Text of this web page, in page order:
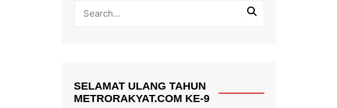
SELAMAT ULANG TAHUN
METRORAKYAT.COM KE-9